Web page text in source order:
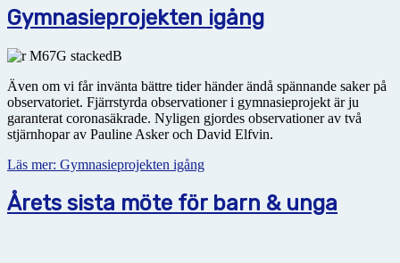
Gymnasieprojekten igång
Även om vi får invänta bättre tider händer ändå spännande saker på
observatoriet. Fjärrstyrda observationer i gymnasieprojekt är ju
garanterat coronasäkrade. Nyligen gjordes observationer av två
stjärnhopar av Pauline Asker och David Elfvin.
Läs mer: Gymnasieprojekten igång
Årets sista möte för barn & unga